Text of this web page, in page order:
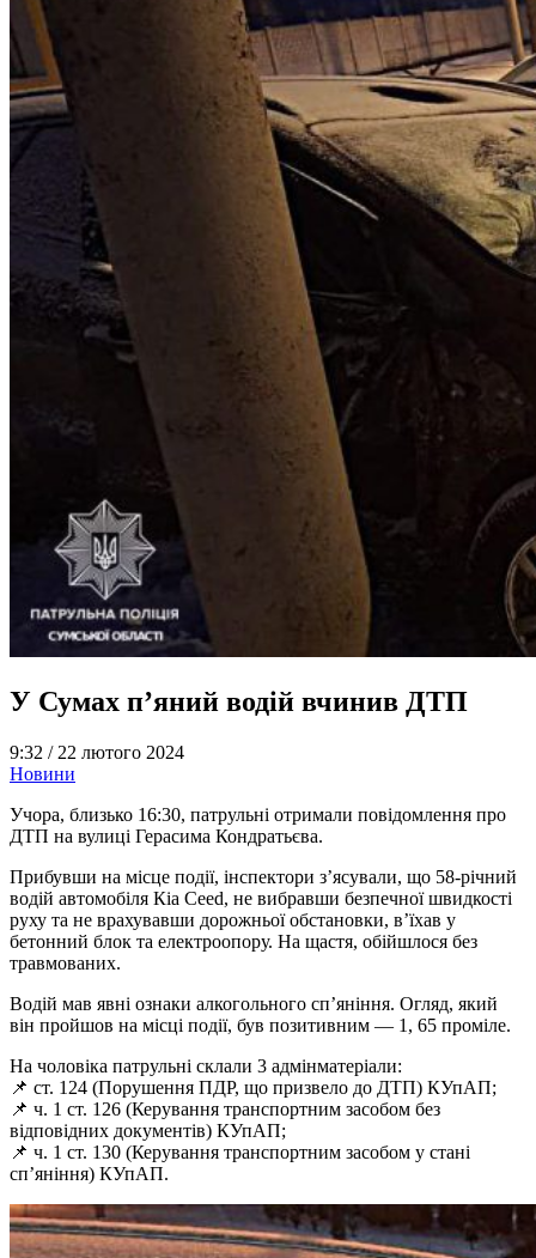
У Сумах п’яний водій вчинив ДТП
9:32 / 22 лютого 2024
Новини
Учора, близько 16:30, патрульні отримали повідомлення про
ДТП на вулиці Герасима Кондратьєва.
Прибувши на місце події, інспектори з’ясували, що 58-річний
водій автомобіля Кіа Ceed, не вибравши безпечної швидкості
руху та не врахувавши дорожньої обстановки, в’їхав у
бетонний блок та електроопору. На щастя, обійшлося без
травмованих.
Водій мав явні ознаки алкогольного сп’яніння. Огляд, який
він пройшов на місці події, був позитивним — 1, 65 проміле.
На чоловіка патрульні склали 3 адмінматеріали:
📌 ст. 124 (Порушення ПДР, що призвело до ДТП) КУпАП;
📌 ч. 1 ст. 126 (Керування транспортним засобом без
відповідних документів) КУпАП;
📌 ч. 1 ст. 130 (Керування транспортним засобом у стані
сп’яніння) КУпАП.